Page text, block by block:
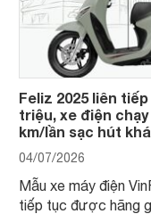
Feliz 2025 liên
triệu, xe điện
km/lần sạc hút
04/07/2026
Mẫu xe máy điện
tiếp tục được hãng